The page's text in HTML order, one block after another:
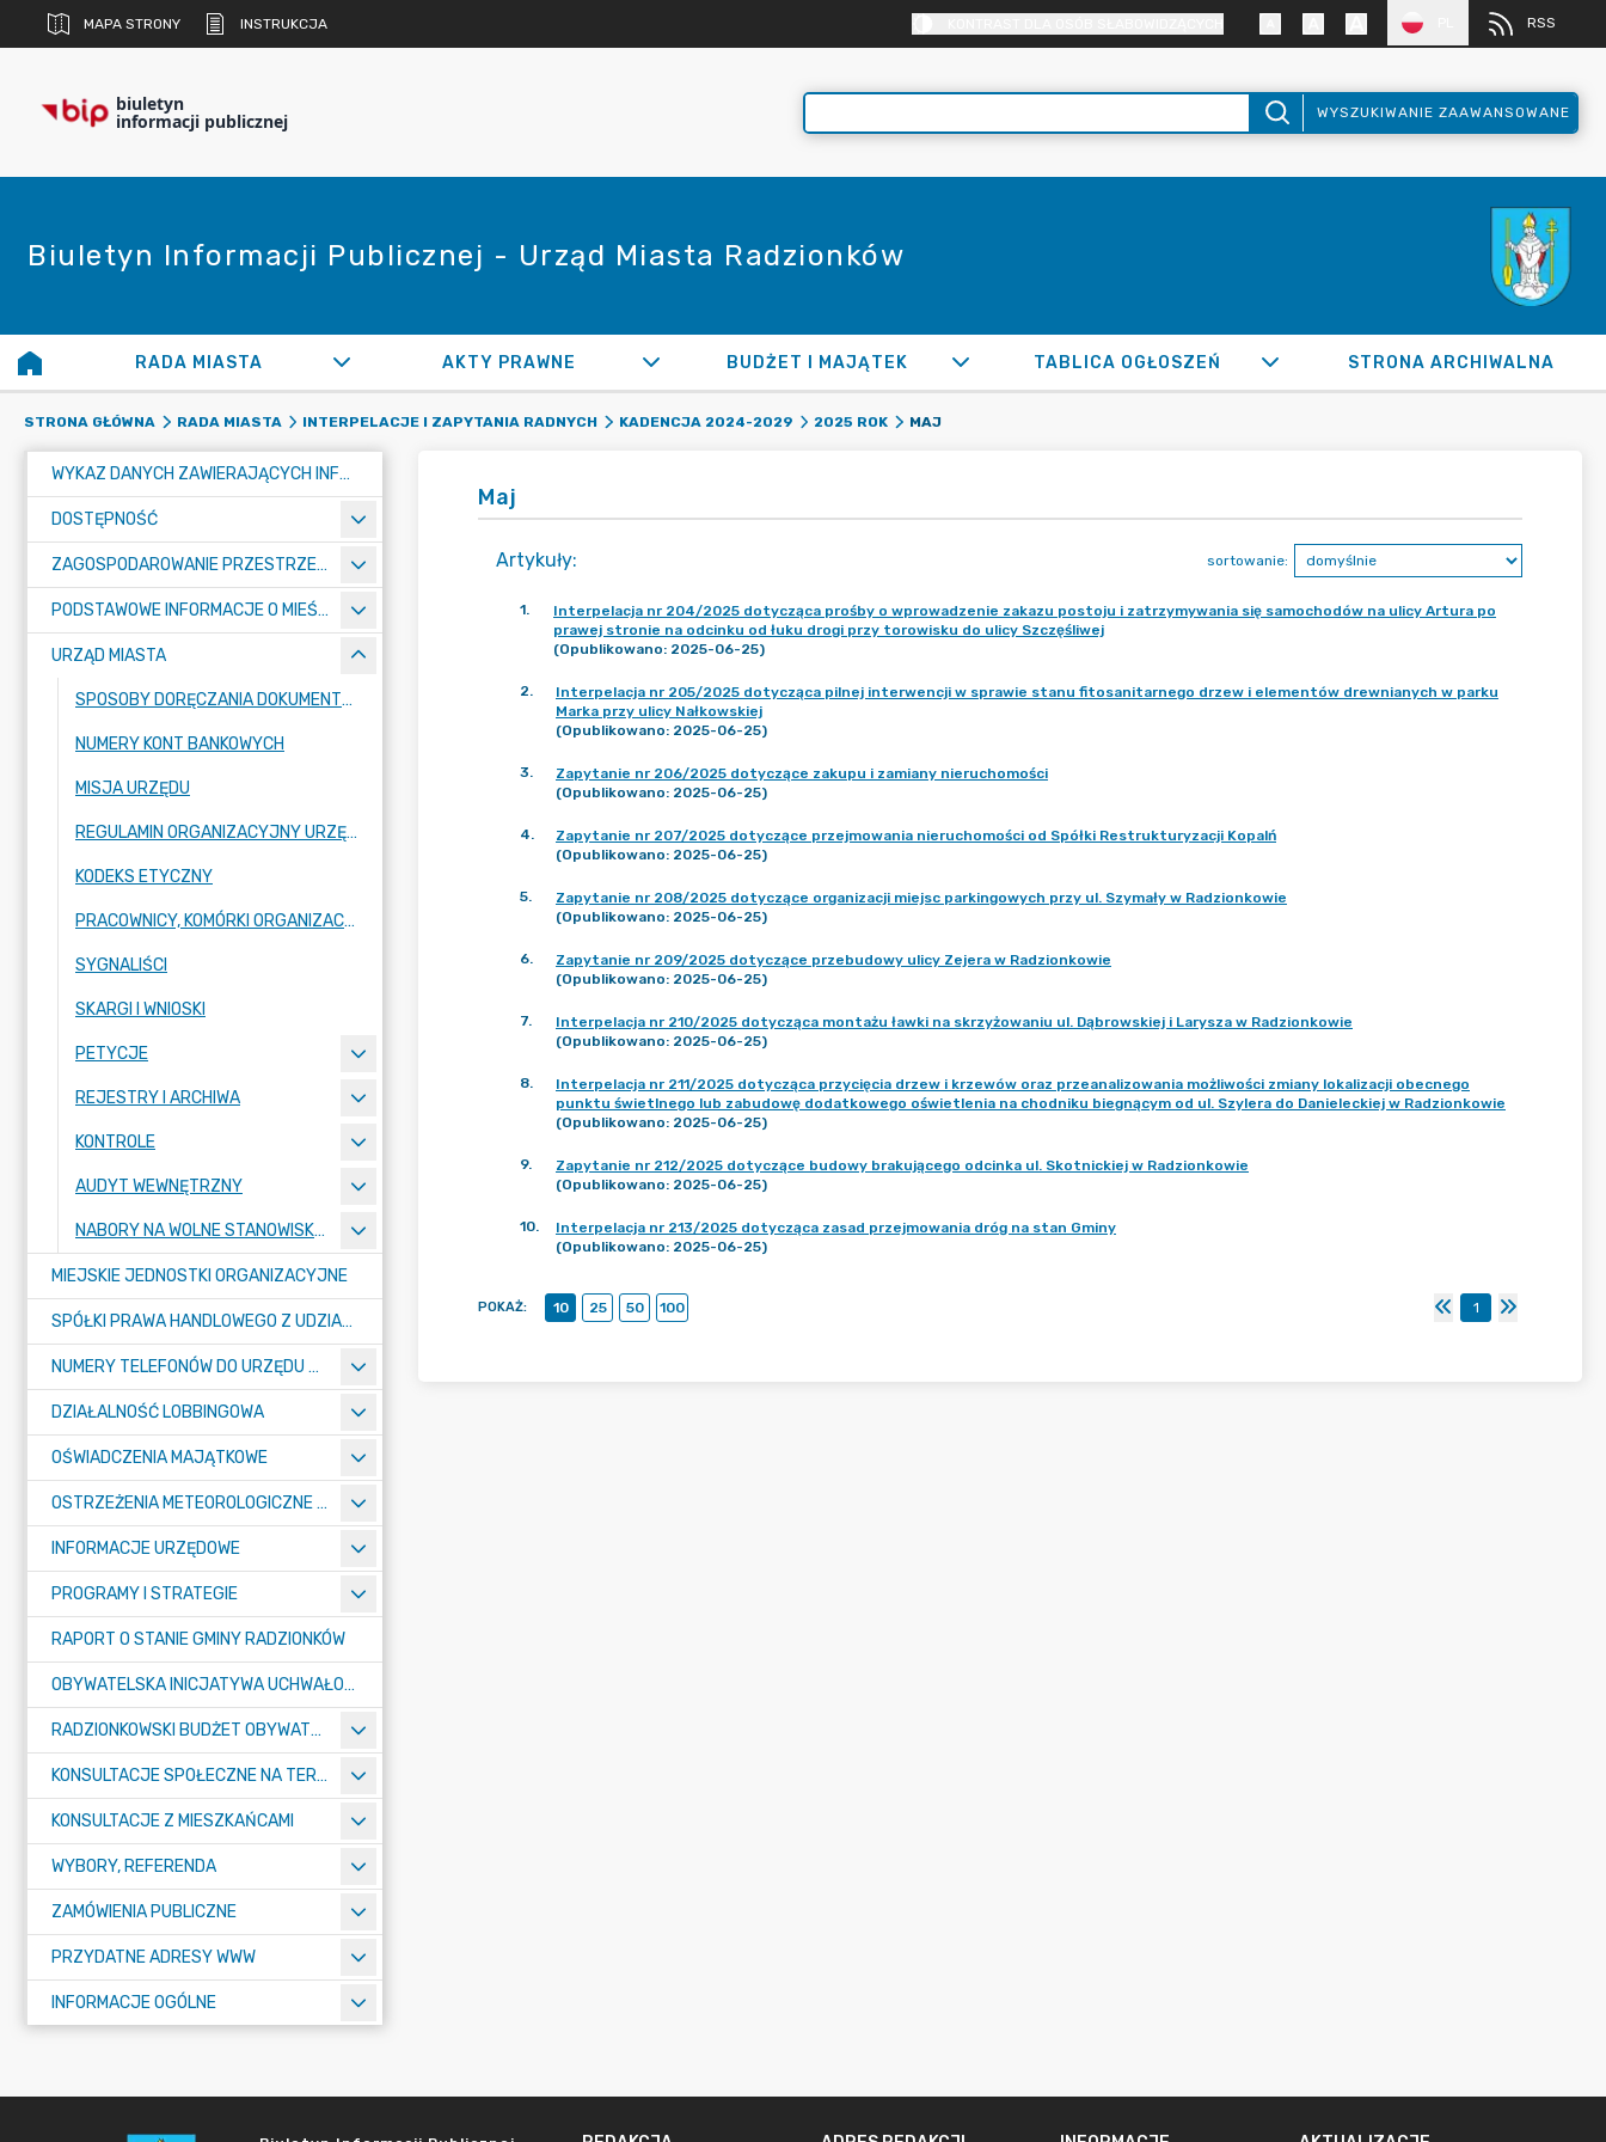
MAPA STRONY INSTRUKCJA RSS
biuletyn
informacji publicznej WYSZUKIWANIE ZAAWANSOWANE
Biuletyn Informacji Publicznej - Urząd Miasta Radzionków
RADA MIASTA AKTY PRAWNE BUDŻET I MAJĄTEK TABLICA OGŁOSZEŃ STRONA ARCHIWALNA
STRONA GŁÓWNA RADA MIASTA INTERPELACJE I ZAPYTANIA RADNYCH KADENCJA 2024-2029 2025 ROK MAJ
WYKAZ DANYCH ZAWIERAJĄCYCH INFORMACJE O ŚRODOWISKU I JEGO OCHRONIE
DOSTĘPNOŚĆ
ZAGOSPODAROWANIE PRZESTRZENNE
PODSTAWOWE INFORMACJE O MIEŚCIE
URZĄD MIASTA
SPOSOBY DORĘCZANIA DOKUMENTÓW DO URZĘDU MIASTA RADZIONKÓW
NUMERY KONT BANKOWYCH
MISJA URZĘDU
REGULAMIN ORGANIZACYJNY URZĘDU
KODEKS ETYCZNY
PRACOWNICY, KOMÓRKI ORGANIZACYJNE URZĘDU
SYGNALIŚCI
SKARGI I WNIOSKI
PETYCJE
REJESTRY I ARCHIWA
KONTROLE
AUDYT WEWNĘTRZNY
NABORY NA WOLNE STANOWISKA PRACY
MIEJSKIE JEDNOSTKI ORGANIZACYJNE
SPÓŁKI PRAWA HANDLOWEGO Z UDZIAŁEM GMINY
NUMERY TELEFONÓW DO URZĘDU MIASTA, MIEJSKICH JEDNOSTEK ORGANIZACYJNYCH ORAZ SPÓŁEK PRAWA HANDLOWEGO Z UDZIAŁEM GMINY
DZIAŁALNOŚĆ LOBBINGOWA
OŚWIADCZENIA MAJĄTKOWE
OSTRZEŻENIA METEOROLOGICZNE O ZŁYM STANIE POWIETRZA I INNE
INFORMACJE URZĘDOWE
PROGRAMY I STRATEGIE
RAPORT O STANIE GMINY RADZIONKÓW
OBYWATELSKA INICJATYWA UCHWAŁODAWCZA
RADZIONKOWSKI BUDŻET OBYWATELSKI
KONSULTACJE SPOŁECZNE NA TERENIE MIASTA RADZIONKÓW
KONSULTACJE Z MIESZKAŃCAMI
WYBORY, REFERENDA
ZAMÓWIENIA PUBLICZNE
PRZYDATNE ADRESY WWW
INFORMACJE OGÓLNE
Maj
Artykuły: sortowanie:
1.
Interpelacja nr 204/2025 dotycząca prośby o wprowadzenie zakazu postoju i zatrzymywania się samochodów na ulicy Artura po
prawej stronie na odcinku od łuku drogi przy torowisku do ulicy Szczęśliwej
(Opublikowano: 2025-06-25)
2.
Interpelacja nr 205/2025 dotycząca pilnej interwencji w sprawie stanu fitosanitarnego drzew i elementów drewnianych w parku
Marka przy ulicy Nałkowskiej
(Opublikowano: 2025-06-25)
3.
Zapytanie nr 206/2025 dotyczące zakupu i zamiany nieruchomości
(Opublikowano: 2025-06-25)
4.
Zapytanie nr 207/2025 dotyczące przejmowania nieruchomości od Spółki Restrukturyzacji Kopalń
(Opublikowano: 2025-06-25)
5.
Zapytanie nr 208/2025 dotyczące organizacji miejsc parkingowych przy ul. Szymały w Radzionkowie
(Opublikowano: 2025-06-25)
6.
Zapytanie nr 209/2025 dotyczące przebudowy ulicy Zejera w Radzionkowie
(Opublikowano: 2025-06-25)
7.
Interpelacja nr 210/2025 dotycząca montażu ławki na skrzyżowaniu ul. Dąbrowskiej i Larysza w Radzionkowie
(Opublikowano: 2025-06-25)
8.
Interpelacja nr 211/2025 dotycząca przycięcia drzew i krzewów oraz przeanalizowania możliwości zmiany lokalizacji obecnego
punktu świetlnego lub zabudowę dodatkowego oświetlenia na chodniku biegnącym od ul. Szylera do Danieleckiej w Radzionkowie
(Opublikowano: 2025-06-25)
9.
Zapytanie nr 212/2025 dotyczące budowy brakującego odcinka ul. Skotnickiej w Radzionkowie
(Opublikowano: 2025-06-25)
10.
Interpelacja nr 213/2025 dotycząca zasad przejmowania dróg na stan Gminy
(Opublikowano: 2025-06-25)
POKAŻ: 10 25 50 100 1